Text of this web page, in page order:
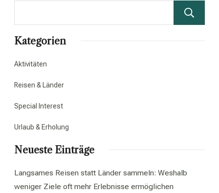
Kategorien
Aktivitäten
Reisen & Länder
Special Interest
Urlaub & Erholung
Neueste Einträge
Langsames Reisen statt Länder sammeln: Weshalb
weniger Ziele oft mehr Erlebnisse ermöglichen